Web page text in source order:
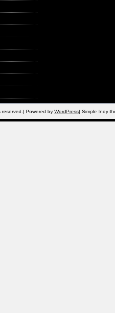
Powered by WordPress| Simple Indy